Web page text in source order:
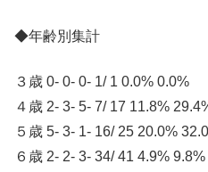
◆年齢別集計
３歳 0- 0- 0- 1/ 1 0.0% 0.0%
４歳 2- 3- 5- 7/ 17 11.8%
５歳 5- 3- 1- 16/ 25 20.0%
６歳 2- 2- 3- 34/ 41 4.9% 9.8%